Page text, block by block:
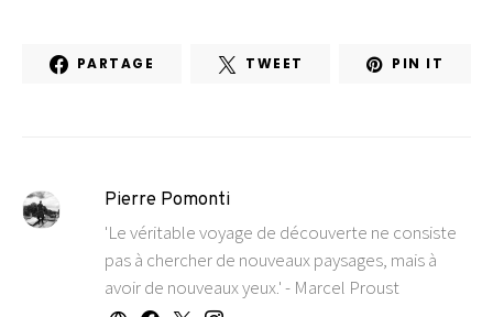
PARTAGE TWEET PIN IT
Pierre Pomonti
'Le véritable voyage de découverte ne consiste
pas à chercher de nouveaux paysages, mais à
avoir de nouveaux yeux.' - Marcel Proust